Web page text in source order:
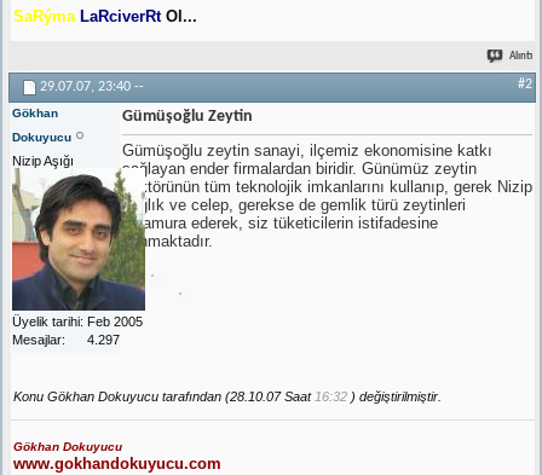
SaRýma LaRciverRtOl...
Alıntı
29.07.07, 23:40 -- #2
Gökhan
Dokuyucu
Nizip Aşığı
Üyelik tarihi Feb 2005
Mesajlar
4.297
Gümüşoğlu Zeytin
Gümüşoğlu zeytin sanayi, ilçemiz ekonomisine katkı
sağlayan ender firmalardan biridir. Günümüz zeytin
sektörünün tüm teknolojik imkanlarını kullanıp, gerek Nizip
yağlık ve celep, gerekse de gemlik türü zeytinleri
salamura ederek, siz tüketicilerin istifadesine
sunmaktadır.
Konu Gökhan Dokuyucu tarafından (28.10.07 Saat 16:32 ) değiştirilmiştir.
Gökhan Dokuyucu
www.gokhandokuyucu.com